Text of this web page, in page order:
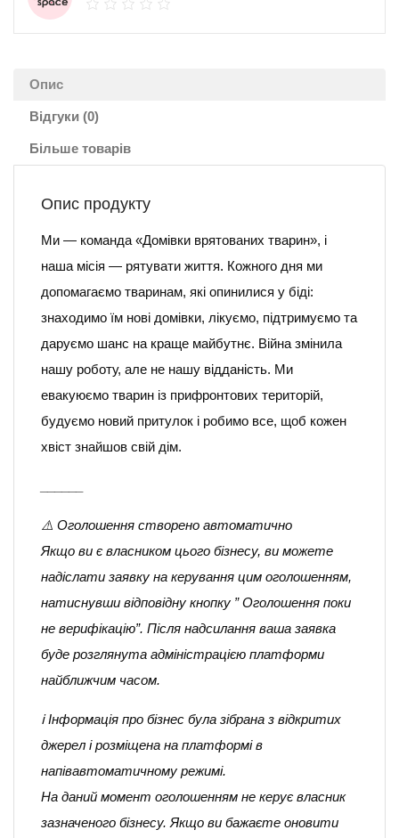
Опис
Відгуки (0)
Більше товарів
Опис продукту
Ми — команда «Домівки врятованих тварин», і
наша місія — рятувати життя. Кожного дня ми
допомагаємо тваринам, які опинилися у біді:
знаходимо їм нові домівки, лікуємо, підтримуємо та
даруємо шанс на краще майбутнє. Війна змінила
нашу роботу, але не нашу відданість. Ми
евакуюємо тварин із прифронтових територій,
будуємо новий притулок і робимо все, щоб кожен
хвіст знайшов свій дім.
⚠️ Оголошення створено автоматично
Якщо ви є власником цього бізнесу, ви можете
надіслати заявку на керування цим оголошенням,
натиснувши відповідну кнопку ” Оголошення поки
не верифікацію”. Після надсилання ваша заявка
буде розглянута адміністрацією платформи
найближчим часом.
ℹ️ Інформація про бізнес була зібрана з відкритих
джерел і розміщена на платформі в
напівавтоматичному режимі.
На даний момент оголошенням не керує власник
зазначеного бізнесу. Якщо ви бажаєте оновити